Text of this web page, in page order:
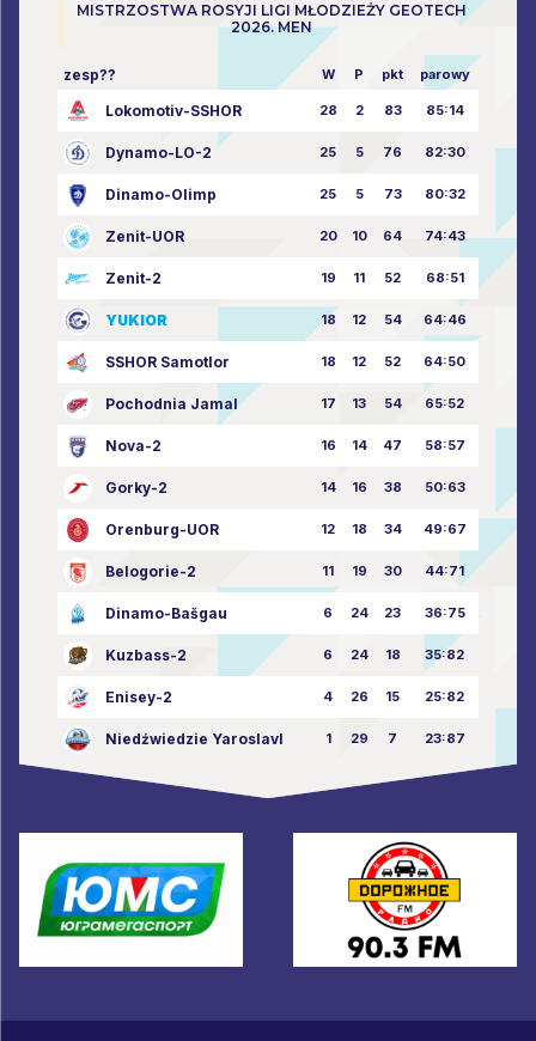
MISTRZOSTWA ROSYJI LIGI MŁODZIEŻY GEOTECH
2026. MEN
zesp?? W P pkt parowy
Lokomotiv-SSHOR 28 2 83 85:14
Dynamo-LO-2 25 5 76 82:30
Dinamo-Olimp 25 5 73 80:32
Zenit-UOR 20 10 64 74:43
Zenit-2 19 11 52 68:51
YUKIOR 18 12 54 64:46
SSHOR Samotlor 18 12 52 64:50
Pochodnia Jamal 17 13 54 65:52
Nova-2 16 14 47 58:57
Gorky-2 14 16 38 50:63
Orenburg-UOR 12 18 34 49:67
Belogorie-2 11 19 30 44:71
Dinamo-Bašgau 6 24 23 36:75
Kuzbass-2 6 24 18 35:82
Enisey-2 4 26 15 25:82
Niedźwiedzie Yaroslavl 1 29 7 23:87